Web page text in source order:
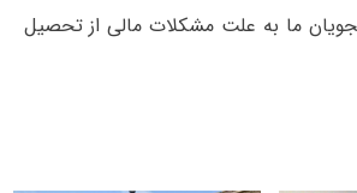
ما به علت مشکلات مالی از تحصیل